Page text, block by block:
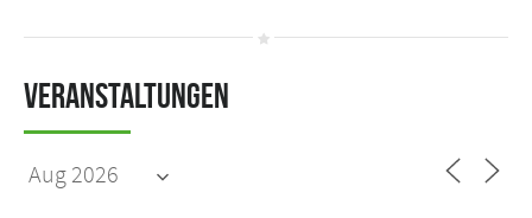
Veranstaltungen